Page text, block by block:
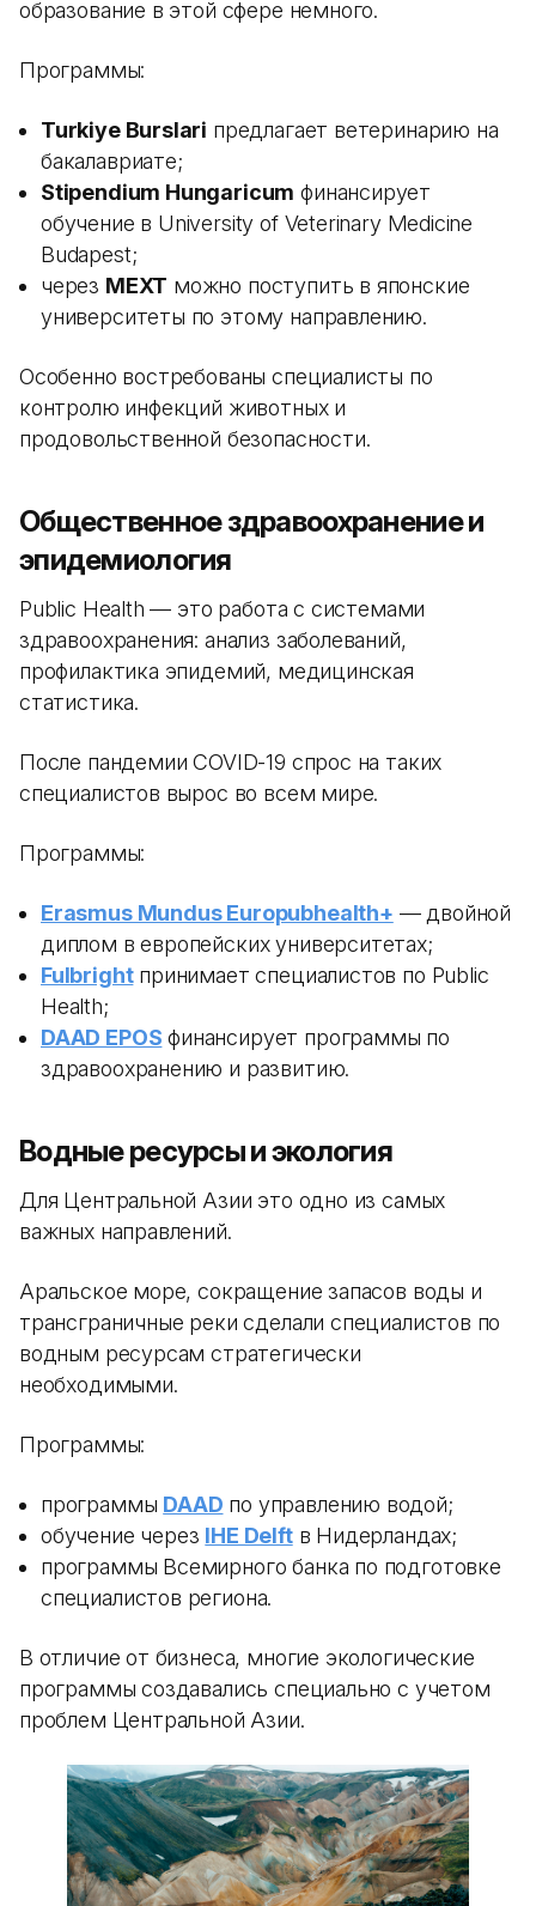
образование в этой сфере немного.
Программы:
Turkiye Burslari предлагает ветеринарию на
бакалавриате;
Stipendium Hungaricum финансирует
обучение в University of Veterinary Medicine
Budapest;
через MEXT можно поступить в японские
университеты по этому направлению.
Особенно востребованы специалисты по
контролю инфекций животных и
продовольственной безопасности.
Общественное здравоохранение и
эпидемиология
Public Health — это работа с системами
здравоохранения: анализ заболеваний,
профилактика эпидемий, медицинская
статистика.
После пандемии COVID-19 спрос на таких
специалистов вырос во всем мире.
Программы:
Erasmus Mundus Europubhealth+ — двойной
диплом в европейских университетах;
Fulbrightпринимает специалистов по Public
Health;
DAAD EPOS финансирует программы по
здравоохранению и развитию.
Водные ресурсы и экология
Для Центральной Азии это одно из самых
важных направлений.
Аральское море, сокращение запасов воды и
трансграничные реки сделали специалистов по
водным ресурсам стратегически
необходимыми.
Программы:
программы DAAD по управлению водой;
обучение через IHE Delftв Нидерландах;
программы Всемирного банка по подготовке
специалистов региона.
В отличие от бизнеса, многие экологические
программы создавались специально с учетом
проблем Центральной Азии.